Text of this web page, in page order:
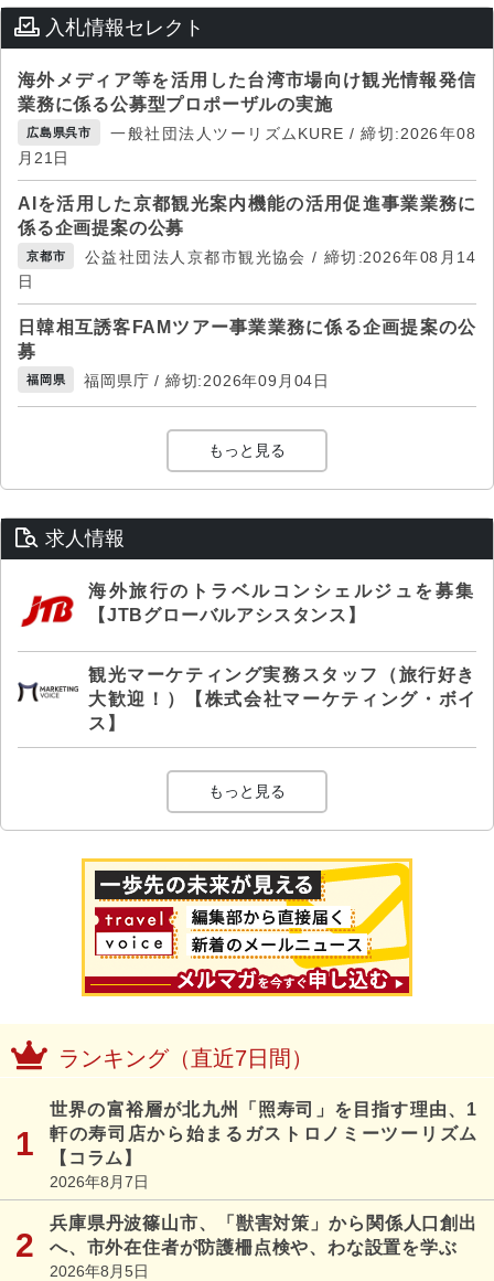
入札情報セレクト
海外メディア等を活用した台湾市場向け観光情報発信
業務に係る公募型プロポーザルの実施
広島県呉市
一般社団法人ツーリズムKURE / 締切:2026年08
月21日
AIを活用した京都観光案内機能の活用促進事業業務に
係る企画提案の公募
京都市
公益社団法人京都市観光協会 / 締切:2026年08月14
日
日韓相互誘客FAMツアー事業業務に係る企画提案の公
募
福岡県 福岡県庁 / 締切:2026年09月04日
もっと見る
求人情報
海外旅行のトラベルコンシェルジュを募集
【JTBグローバルアシスタンス】
観光マーケティング実務スタッフ（旅行好き
大歓迎！）【株式会社マーケティング・ボイ
ス】
もっと見る
ランキング（直近7日間）
世界の富裕層が北九州「照寿司」を目指す理由、1
軒の寿司店から始まるガストロノミーツーリズム
【コラム】
2026年8月7日
兵庫県丹波篠山市、「獣害対策」から関係人口創出
へ、市外在住者が防護柵点検や、わな設置を学ぶ
2026年8月5日